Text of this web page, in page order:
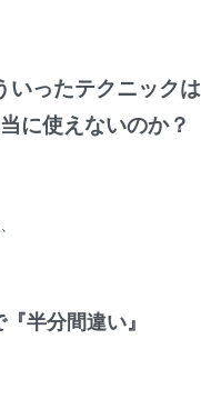
いったテクニックは
に使えないのか？
半分間違い』